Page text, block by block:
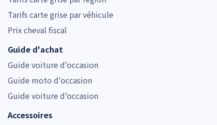
Tarifs carte grise par véhicule
Prix cheval fiscal
Guide d'achat
Guide voiture d'occasion
Guide moto d'occasion
Guide voiture d'occasion
Accessoires